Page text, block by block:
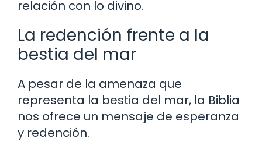
relación con lo divino.
La redención frente a la
bestia del mar
A pesar de la amenaza que
representa la bestia del mar, la Biblia
nos ofrece un mensaje de esperanza
y redención.